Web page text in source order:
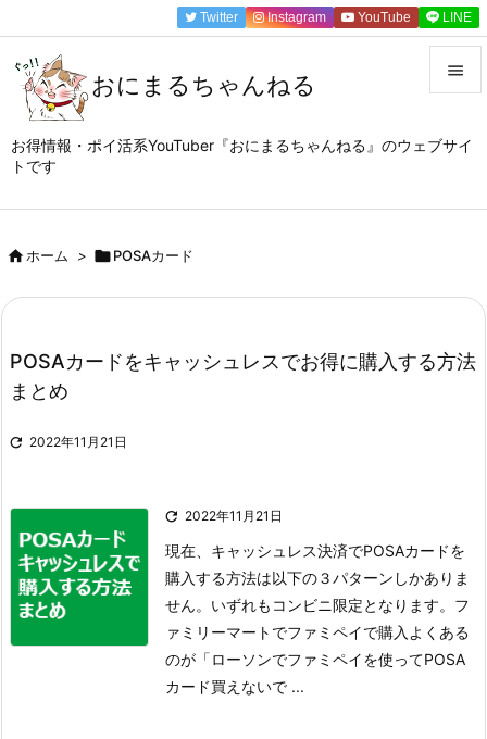
おにまるちゃんねる
お得情報・ポイ活系YouTuber『おにまるちゃんねる』のウェブサイ
トです

メニュ
検索
Twitter Instagram YouTube LINE
ホーム > POSAカード
POSAカードをキャッシュレスでお得に購入する方法
まとめ
 2022年11月21日
 2022年11月21日
現在、キャッシュレス決済でPOSAカードを
購入する方法は以下の３パターンしかありま
せん。いずれもコンビニ限定となります。 フ
ァミリーマートでファミペイで購入 よくある
のが「ローソンでファミペイを使ってPOSA
カード買えないで ...